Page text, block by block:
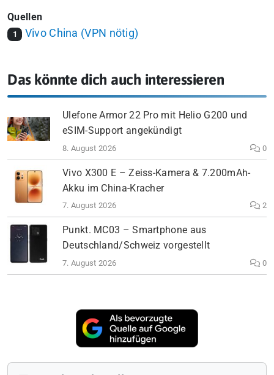
Quellen
1 Vivo China (VPN nötig)
Das könnte dich auch interessieren
Ulefone Armor 22 Pro mit Helio G200 und
eSIM-Support angekündigt
8. August 2026 0
Vivo X300 E – Zeiss-Kamera & 7.200mAh-
Akku im China-Kracher
7. August 2026 2
Punkt. MC03 – Smartphone aus
Deutschland/Schweiz vorgestellt
7. August 2026 0